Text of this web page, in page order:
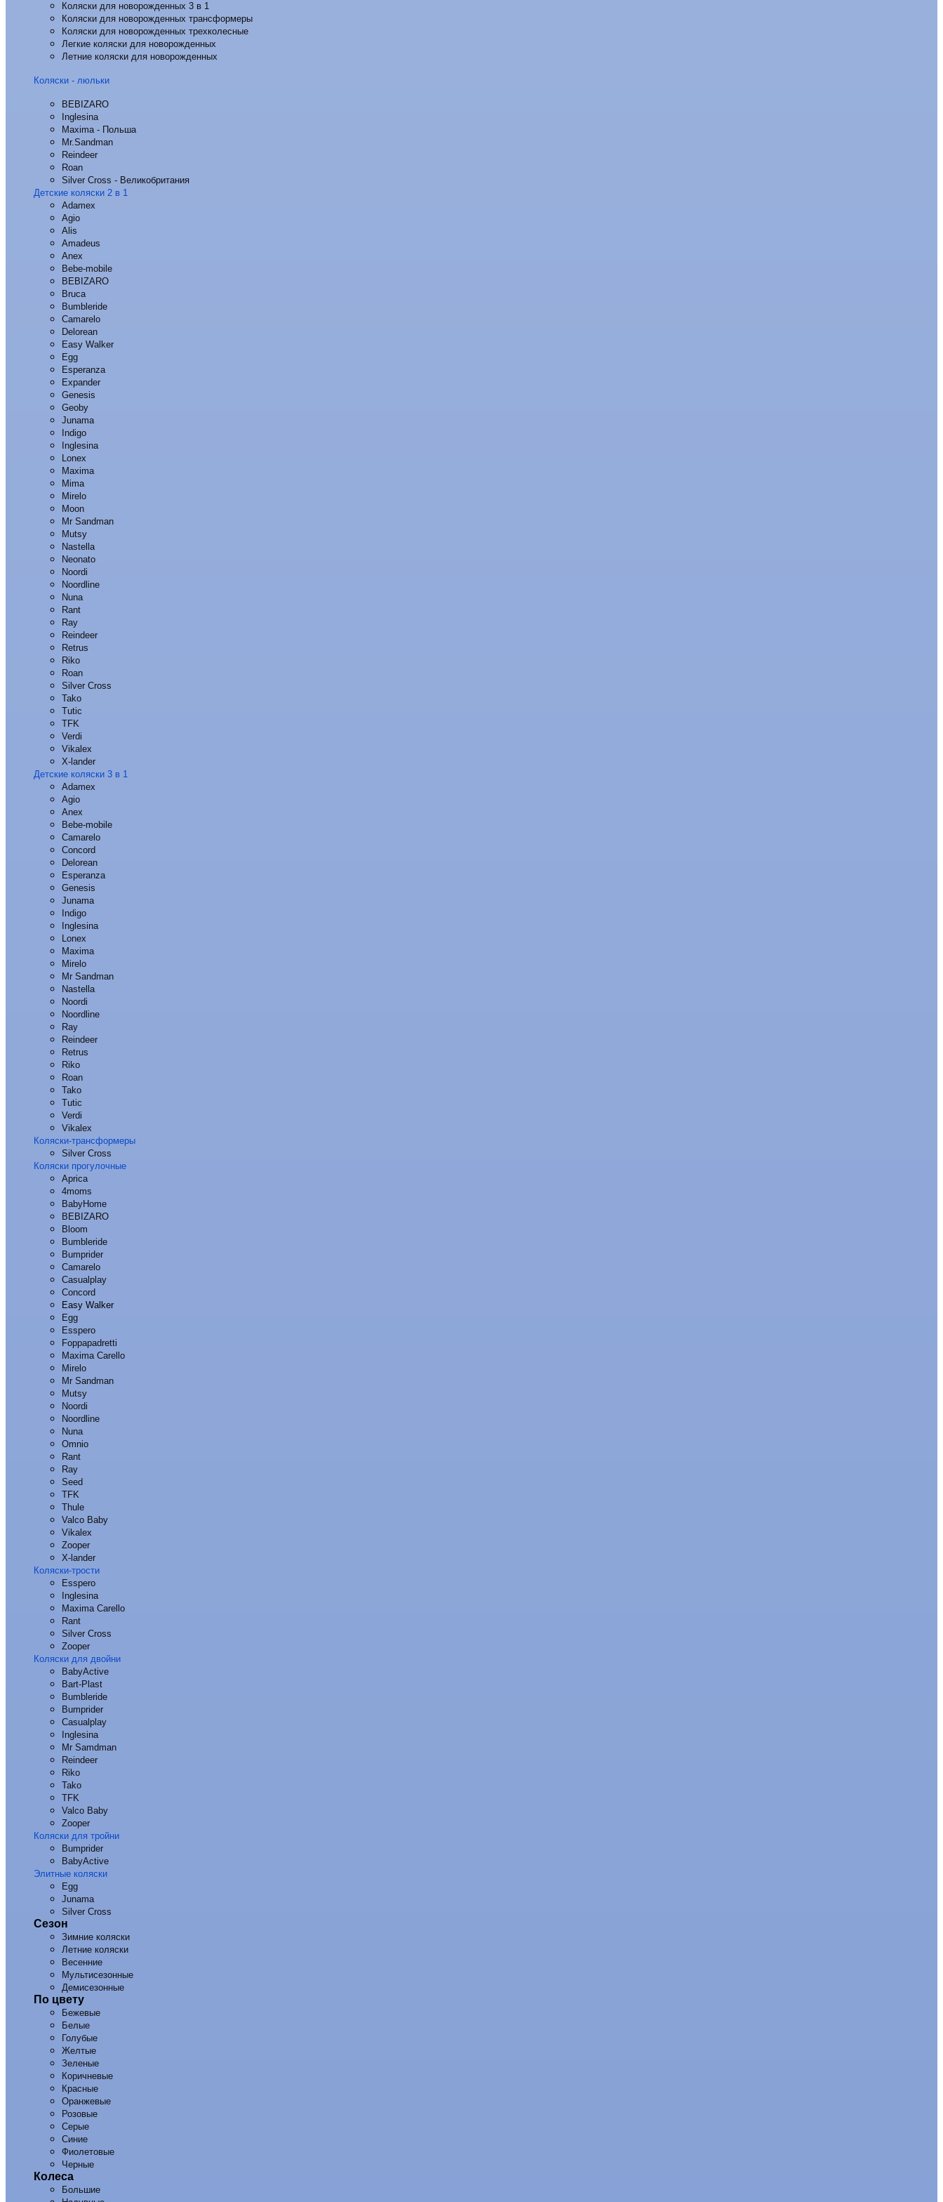
Коляски для новорожденных 3 в 1
Коляски для новорожденных трансформеры
Коляски для новорожденных трехколесные
Легкие коляски для новорожденных
Летние коляски для новорожденных
Коляски - люльки
BEBIZARO
Inglesina
Maxima - Польша
Mr.Sandman
Reindeer
Roan
Silver Cross - Великобритания
Детские коляски 2 в 1
Adamex
Agio
Alis
Amadeus
Anex
Bebe-mobile
BEBIZARO
Bruca
Bumbleride
Camarelo
Delorean
Easy Walker
Egg
Esperanza
Expander
Genesis
Geoby
Junama
Indigo
Inglesina
Lonex
Maxima
Mima
Mirelo
Moon
Mr Sandman
Mutsy
Nastella
Neonato
Noordi
Noordline
Nuna
Rant
Ray
Reindeer
Retrus
Riko
Roan
Silver Cross
Tako
Tutic
TFK
Verdi
Vikalex
X-lander
Детские коляски 3 в 1
Adamex
Agio
Anex
Bebe-mobile
Camarelo
Concord
Delorean
Esperanza
Genesis
Junama
Indigo
Inglesina
Lonex
Maxima
Mirelo
Mr Sandman
Nastella
Noordi
Noordline
Ray
Reindeer
Retrus
Riko
Roan
Tako
Tutic
Verdi
Vikalex
Коляски-трансформеры
Silver Cross
Коляски прогулочные
Aprica
4moms
BabyHome
BEBIZARO
Bloom
Bumbleride
Bumprider
Camarelo
Casualplay
Concord
Easy Walker
Egg
Esspero
Foppapadretti
Maxima Carello
Mirelo
Mr Sandman
Mutsy
Noordi
Noordline
Nuna
Omnio
Rant
Ray
Seed
TFK
Thule
Valco Baby
Vikalex
Zooper
X-lander
Коляски-трости
Esspero
Inglesina
Maxima Carello
Rant
Silver Cross
Zooper
Коляски для двойни
BabyActive
Bart-Plast
Bumbleride
Bumprider
Casualplay
Inglesina
Mr Samdman
Reindeer
Riko
Tako
TFK
Valco Baby
Zooper
Коляски для тройни
Bumprider
BabyActive
Элитные коляски
Egg
Junama
Silver Cross
Сезон
Зимние коляски
Летние коляски
Весенние
Мультисезонные
Демисезонные
По цвету
Бежевые
Белые
Голубые
Желтые
Зеленые
Коричневые
Красные
Оранжевые
Розовые
Серые
Синие
Фиолетовые
Черные
Колеса
Большие